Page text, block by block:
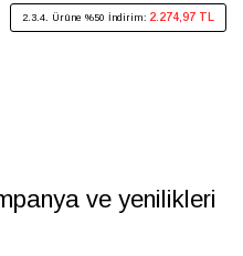
2.3.4. Ürüne %50 İndirim: 2.274,97 TL
ve yenilikleri